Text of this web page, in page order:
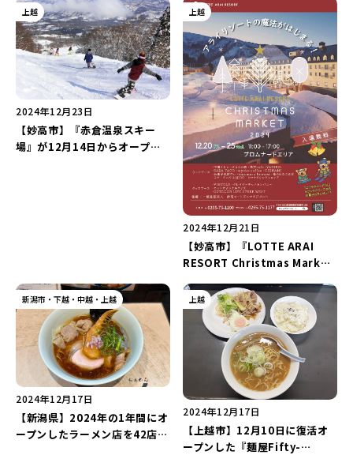
店も多数♪
館がおすすめする『にいがた和
牛』の料理6選をご紹介♪
上越
2024年12月23日
【妙高市】『赤倉温泉スキー
場』が12月14日からオープ
上越
2024年12月21日
【妙高市】『LOTTE ARAI
RESORT Christmas Market
開催！クリスマス限定チキンも
楽しめる♪
新潟市・下越・中越・上越
2024年12月17日
【新潟県】2024年の1年間にオ
ープンしたラーメン店を42店舗
上越
2024年12月17日
【上越市】12月10日に復活オ
ープンした『麺屋Fifty-